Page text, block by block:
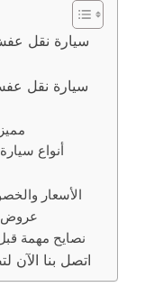
سيارة نقل
سيارة نقل
أنواع
الأسعار
عروض
نصايح مهمة